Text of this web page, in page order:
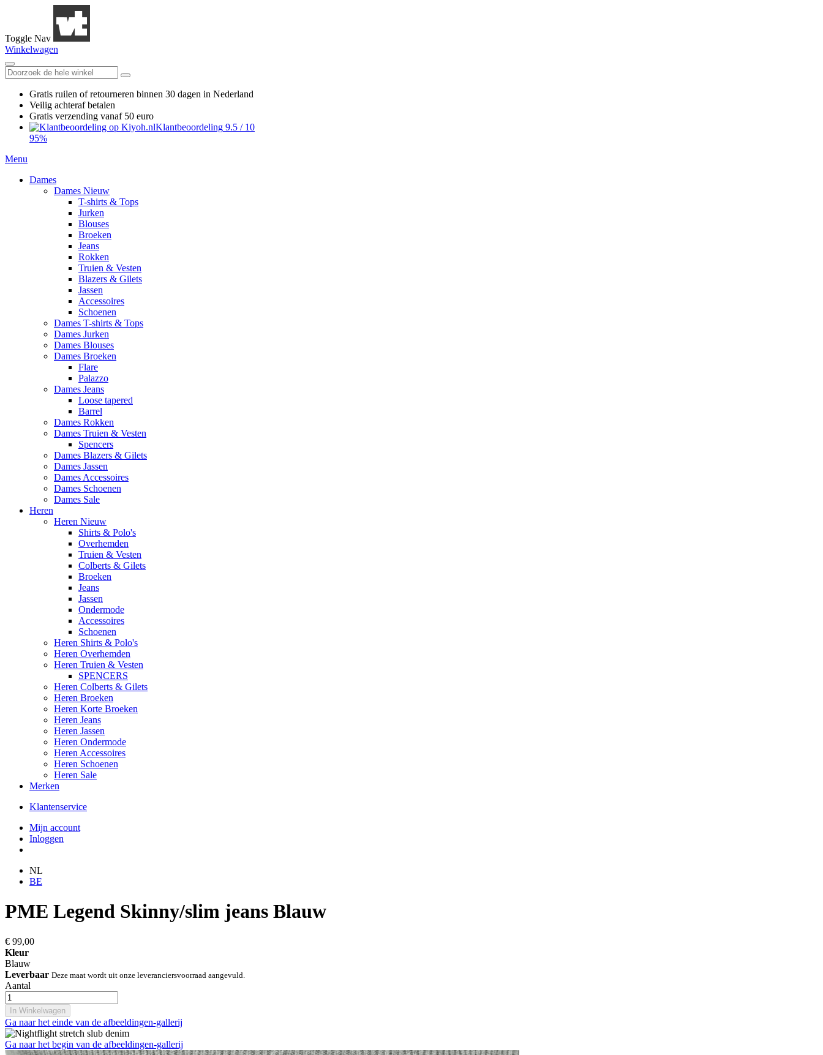
Toggle Nav
Winkelwagen
Gratis ruilen of retourneren binnen 30 dagen in Nederland
Veilig achteraf betalen
Gratis verzending vanaf 50 euro
Klantbeoordeling 9.5 / 10
95%
Menu
Dames
Dames Nieuw
T-shirts & Tops
Jurken
Blouses
Broeken
Jeans
Rokken
Truien & Vesten
Blazers & Gilets
Jassen
Accessoires
Schoenen
Dames T-shirts & Tops
Dames Jurken
Dames Blouses
Dames Broeken
Flare
Palazzo
Dames Jeans
Loose tapered
Barrel
Dames Rokken
Dames Truien & Vesten
Spencers
Dames Blazers & Gilets
Dames Jassen
Dames Accessoires
Dames Schoenen
Dames Sale
Heren
Heren Nieuw
Shirts & Polo's
Overhemden
Truien & Vesten
Colberts & Gilets
Broeken
Jeans
Jassen
Ondermode
Accessoires
Schoenen
Heren Shirts & Polo's
Heren Overhemden
Heren Truien & Vesten
SPENCERS
Heren Colberts & Gilets
Heren Broeken
Heren Korte Broeken
Heren Jeans
Heren Jassen
Heren Ondermode
Heren Accessoires
Heren Schoenen
Heren Sale
Merken
Klantenservice
Mijn account
Inloggen
NL
BE
PME Legend Skinny/slim jeans Blauw
€ 99,00
Kleur
Blauw
Leverbaar Deze maat wordt uit onze leveranciersvoorraad aangevuld.
Aantal
In Winkelwagen
Ga naar het einde van de afbeeldingen-gallerij
Ga naar het begin van de afbeeldingen-gallerij